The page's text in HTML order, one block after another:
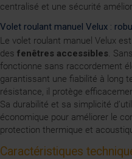
centralisé et une sécurité
Volet roulant manuel Velux :
Le volet roulant manuel Velux
des fenêtres accessibles .
fonctionne sans raccordement
garantissant une fiabilité à long
résistance, il protège
Sa durabilité et sa simplicité
économique pour améliorer le
protection thermique et
Caractéristiques